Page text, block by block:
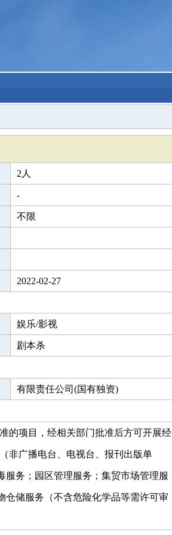
2人
-
不限
2022-02-27
娱乐/影视
剧本杀
有限责任公司(国有独资)
的项目，经相关部门批准后方可开展经
非广播电台、电视台、报刊出版单
务；园区管理服务；集贸市场管理服
仓储服务（不含危险化学品等需许可审